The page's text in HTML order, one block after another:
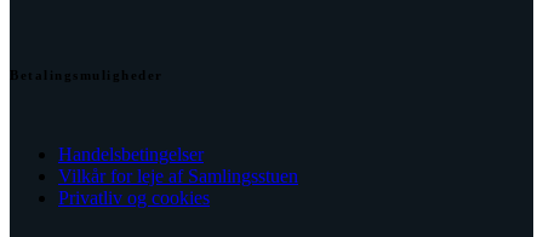
Betalingsmuligheder
Handelsbetingelser
Vilkår for leje af Samlingsstuen
Privatliv og cookies